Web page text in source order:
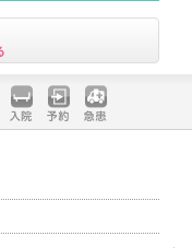
入院 予約 急患